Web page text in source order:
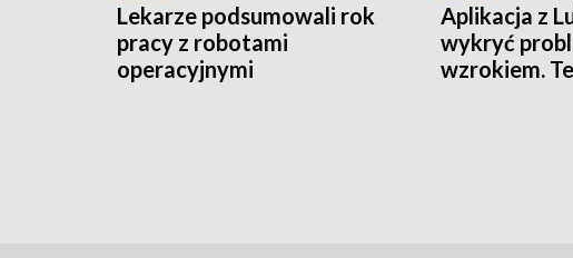
Lekarze podsumowali rok
pracy z robotami
operacyjnymi
Aplikacja z
wykryć
wzrokiem.